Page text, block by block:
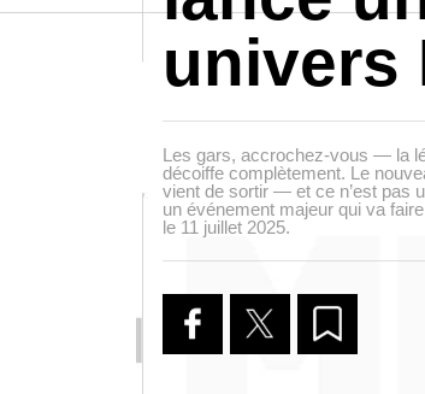
univers
Les gars, accrochez-vous — la
décoiffe complètement. Le
vient de sortir — et ce n’est pas
un événement majeur qui va
le 11 juillet 2025.